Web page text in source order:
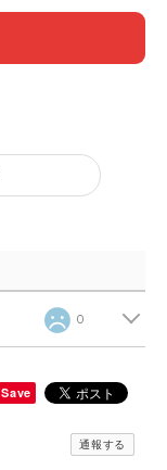
0
Save
通報する